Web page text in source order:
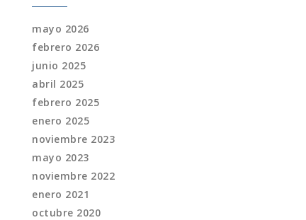
mayo 2026
febrero 2026
junio 2025
abril 2025
febrero 2025
enero 2025
noviembre 2023
mayo 2023
noviembre 2022
enero 2021
octubre 2020